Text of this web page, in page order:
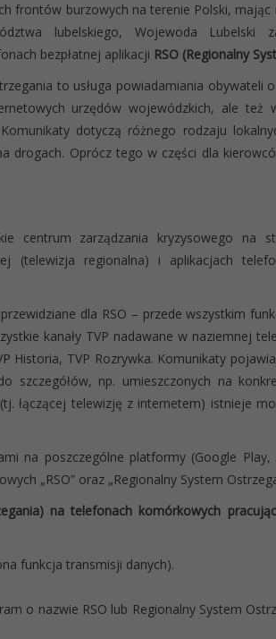
frontów burzowych na terenie Polski,
lubelskiego, Wojewoda Lubelski
bezpłatnej aplikacji RSO (Regionalny
to usługa powiadamiania obywateli
urzędów wojewódzkich, ale też
dotyczą różnego rodzaju
drogach. Oprócz tego w części dla
centrum zarządzania kryzysowego na
(telewizja regionalna) i aplikacjach
dla RSO – przede wszystkim
kanały TVP nadawane w naziemnej
Historia, TVP Rozrywka. Komunikaty
szczegółów, np. umieszczonych na
łączącej telewizję z internetem) istnieje
na poszczególne platformy (Google
„RSO” oraz „Regionalny System
na telefonach komórkowych
funkcja transmisji danych).
o nazwie RSO lub Regionalny System